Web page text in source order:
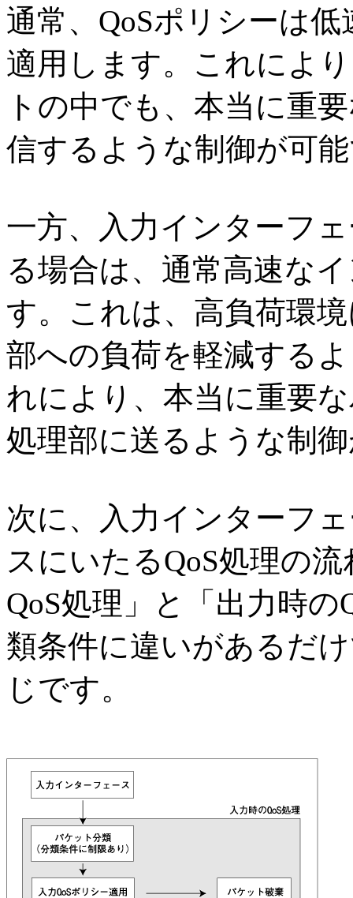
通常、QoSポリシーは
適用します。これによ
トの中でも、本当に重
信するような制御が可
一方、入力インターフ
る場合は、通常高速な
す。これは、高負荷環
部への負荷を軽減する
れにより、本当に重要
処理部に送るような制
次に、入力インターフ
スにいたるQoS処理の
QoS処理」と「出力時
類条件に違いがあるだ
じです。